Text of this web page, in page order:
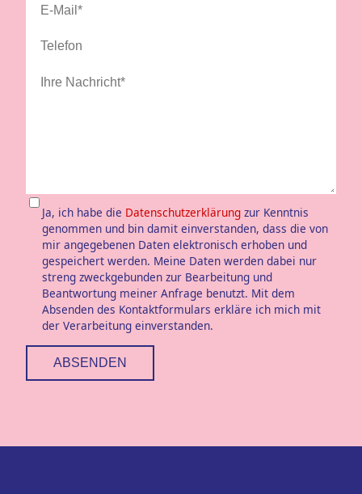
Ja, ich habe die Datenschutzerklärung zur Kenntnis
genommen und bin damit einverstanden, dass die von
mir angegebenen Daten elektronisch erhoben und
gespeichert werden. Meine Daten werden dabei nur
streng zweckgebunden zur Bearbeitung und
Beantwortung meiner Anfrage benutzt. Mit dem
Absenden des Kontaktformulars erkläre ich mich mit
der Verarbeitung einverstanden.
ABSENDEN